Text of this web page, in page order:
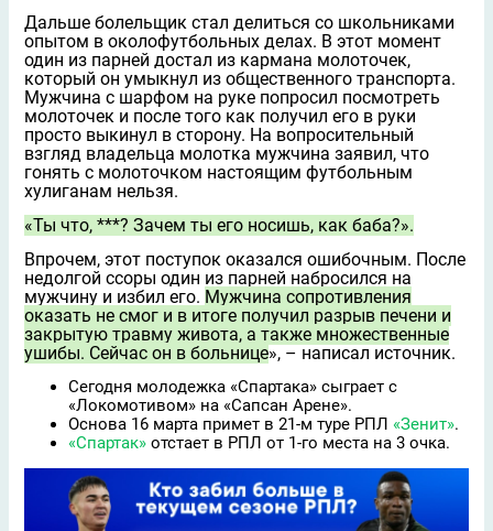
Дальше болельщик стал делиться со школьниками
опытом в околофутбольных делах. В этот момент
один из парней достал из кармана молоточек,
который он умыкнул из общественного транспорта.
Мужчина с шарфом на руке попросил посмотреть
молоточек и после того как получил его в руки
просто выкинул в сторону. На вопросительный
взгляд владельца молотка мужчина заявил, что
гонять с молоточком настоящим футбольным
хулиганам нельзя.
«Ты что, ***? Зачем ты его носишь, как баба?».
Впрочем, этот поступок оказался ошибочным. После
недолгой ссоры один из парней набросился на
мужчину и избил его. Мужчина сопротивления
оказать не смог и в итоге получил разрыв печени и
закрытую травму живота, а также множественные
ушибы. Сейчас он в больнице», – написал источник.
Сегодня молодежка «Спартака» сыграет с
«Локомотивом» на «Сапсан Арене».
Основа 16 марта примет в 21-м туре РПЛ «Зенит».
«Спартак» отстает в РПЛ от 1-го места на 3 очка.